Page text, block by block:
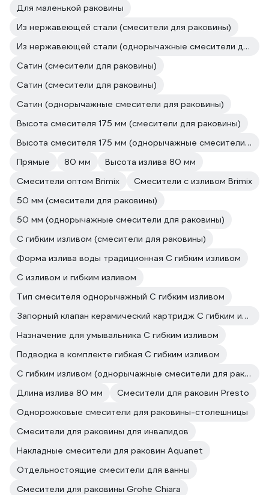
Для маленькой раковины
Из нержавеющей стали (смесители для раковины)
Из нержавеющей стали (однорычажные смесители для раковины)
Сатин (смесители для раковины)
Сатин (смесители для раковины)
Сатин (однорычажные смесители для раковины)
Высота смесителя 175 мм (смесители для раковины)
Высота смесителя 175 мм (однорычажные смесители для раковины)
Прямые
80 мм
Высота излива 80 мм
Смесители оптом Brimix
Смесители с изливом Brimix
50 мм (смесители для раковины)
50 мм (однорычажные смесители для раковины)
С гибким изливом (смесители для раковины)
Форма излива воды традиционная С гибким изливом
С изливом и гибким изливом
Тип смесителя однорычажный С гибким изливом
Запорный клапан керамический картридж С гибким изливом
Назначение для умывальника С гибким изливом
Подводка в комплекте гибкая С гибким изливом
С гибким изливом (однорычажные смесители для раковины)
Длина излива 80 мм
Смесители для раковин Presto
Однорожковые смесители для раковины-столешницы
Смесители для раковины для инвалидов
Накладные смесители для раковин Aquanet
Отдельностоящие смесители для ванны
Смесители для раковины Grohe Chiara